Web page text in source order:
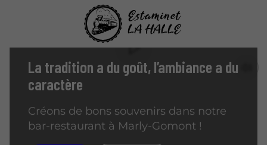
LE RENDEZ-VOUS GOURMAND ET FESTIF
La tradition a du goût, l’ambiance a du
caractère
Créons de bons souvenirs dans notre
bar-restaurant à Marly-Gomont !